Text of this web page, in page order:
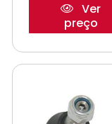
Ver
preço